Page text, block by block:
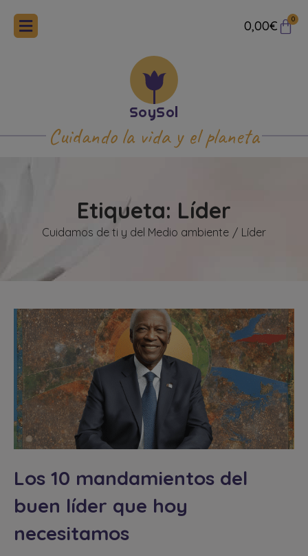
0,00€ 0
Cuidando la vida y el planeta
Etiqueta: Líder
Cuidamos de ti y del Medio ambiente / Líder
Los 10 mandamientos del
buen líder que hoy
necesitamos